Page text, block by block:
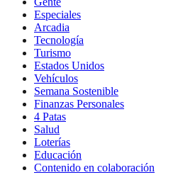
Especiales
Arcadia
Tecnología
Turismo
Estados Unidos
Vehículos
Semana Sostenible
Finanzas Personales
4 Patas
Salud
Loterías
Educación
Contenido en colaboración